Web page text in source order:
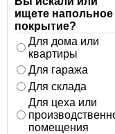
ищете напольное
покрытие?
Для дома или
квартиры
Для гаража
Для склада
Для цеха или
помещения